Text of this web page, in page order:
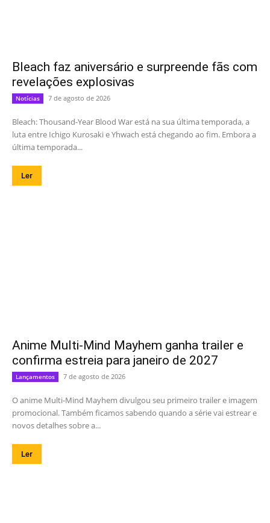
Bleach faz aniversário e surpreende fãs com
revelações explosivas
Notícias 7 de agosto de 2026
Bleach: Thousand-Year Blood War está na sua última temporada, a
luta entre Ichigo Kurosaki e Yhwach está chegando ao fim. Embora a
última temporada...
Ler
Anime Multi-Mind Mayhem ganha trailer e
confirma estreia para janeiro de 2027
Lançamentos 7 de agosto de 2026
O anime Multi-Mind Mayhem divulgou seu primeiro trailer e imagem
promocional. Também ficamos sabendo quando a série vai estrear e
novos detalhes sobre a...
Ler